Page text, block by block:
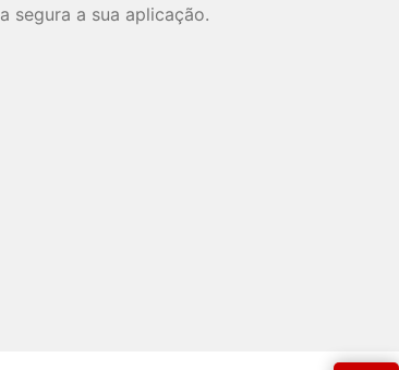
segura a sua aplicação.